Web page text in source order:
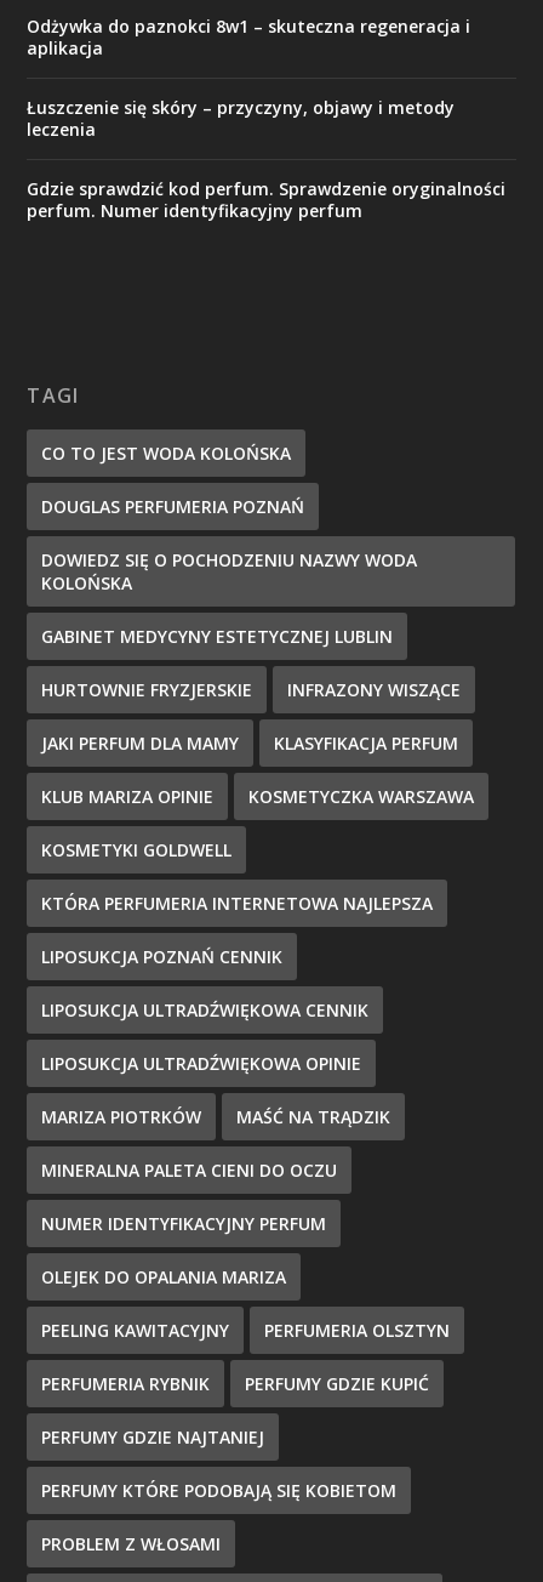
Odżywka do paznokci 8w1 – skuteczna regeneracja i
aplikacja
Łuszczenie się skóry – przyczyny, objawy i metody
leczenia
Gdzie sprawdzić kod perfum. Sprawdzenie oryginalności
perfum. Numer identyfikacyjny perfum
TAGI
CO TO JEST WODA KOLOŃSKA
DOUGLAS PERFUMERIA POZNAŃ
DOWIEDZ SIĘ O POCHODZENIU NAZWY WODA
KOLOŃSKA
GABINET MEDYCYNY ESTETYCZNEJ LUBLIN
HURTOWNIE FRYZJERSKIE INFRAZONY WISZĄCE
JAKI PERFUM DLA MAMY KLASYFIKACJA PERFUM
KLUB MARIZA OPINIE KOSMETYCZKA WARSZAWA
KOSMETYKI GOLDWELL
KTÓRA PERFUMERIA INTERNETOWA NAJLEPSZA
LIPOSUKCJA POZNAŃ CENNIK
LIPOSUKCJA ULTRADŹWIĘKOWA CENNIK
LIPOSUKCJA ULTRADŹWIĘKOWA OPINIE
MARIZA PIOTRKÓW MAŚĆ NA TRĄDZIK
MINERALNA PALETA CIENI DO OCZU
NUMER IDENTYFIKACYJNY PERFUM
OLEJEK DO OPALANIA MARIZA
PEELING KAWITACYJNY PERFUMERIA OLSZTYN
PERFUMERIA RYBNIK PERFUMY GDZIE KUPIĆ
PERFUMY GDZIE NAJTANIEJ
PERFUMY KTÓRE PODOBAJĄ SIĘ KOBIETOM
PROBLEM Z WŁOSAMI